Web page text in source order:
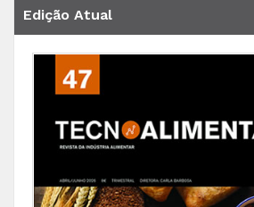
Edição Atual